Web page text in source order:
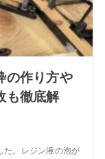
の作り方や
も徹底解
た。レジン液の泡が